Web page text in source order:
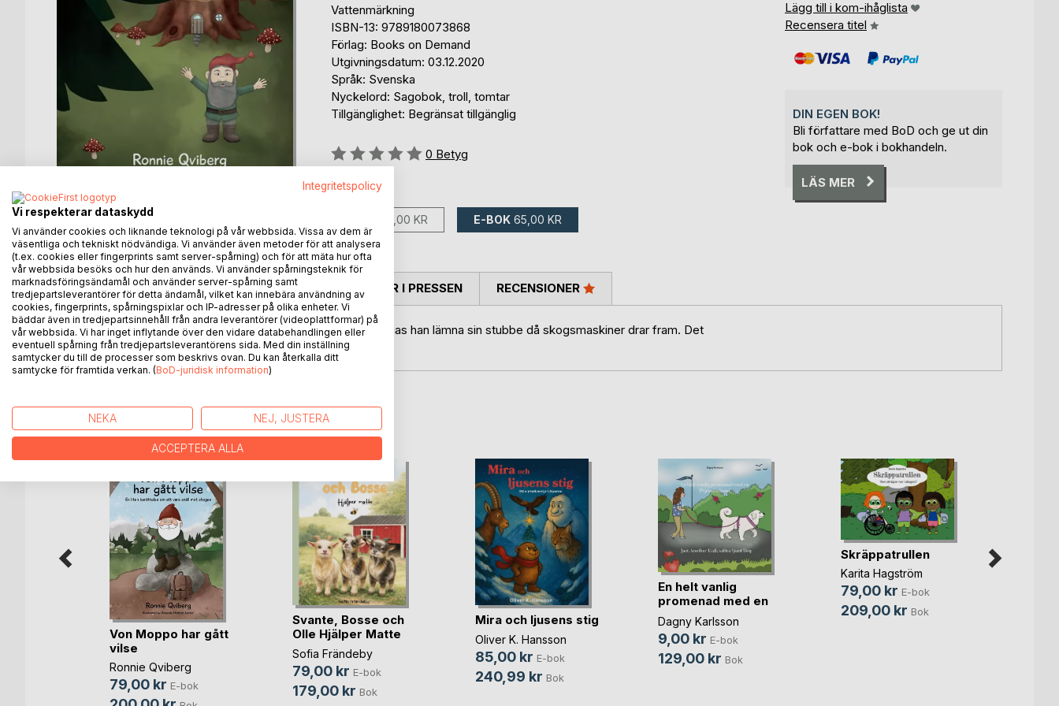
Vattenmärkning
ISBN-13: 9789180073868
Förlag: Books on Demand
Utgivningsdatum: 03.12.2020
Språk: Svenska
Nyckelord: Sagobok, troll, tomtar
Tillgänglighet: Begränsat tillgänglig
Betyg::
0%
0 Betyg
finns som:
140,00 KR E-BOK 65,00 KR
Lägg till i kom-ihåglista
Recensera titel
DIN EGEN BOK!
Bli författare med BoD och ge ut din
bok och e-bok i bokhandeln.
LÄS MER
BESKRIVNING
Gubben i stubben är inte större än en tekopp. En dag tvingas han lämna sin stubbe då skogsmaskiner drar fram. Det
blir början på ett äventyr och oväntad vänskap.
FÖRFATTARE KOMMENTARER I PRESSEN RECENSIONER
ANDRA TITLAR HOSBoD
Von Moppo har gått
vilse
Ronnie Qviberg
79,00 kr E-bok
Svante, Bosse och
Olle Hjälper Matte
Sofia Frändeby
79,00 kr E-bok
179,00 kr Bok
Mira och ljusens stig
Oliver K. Hansson
85,00 kr E-bok
240,99 kr Bok
En helt vanlig
promenad med en
Pyr(...)
Dagny Karlsson
9,00 kr E-bok
129,00 kr Bok
Skräppatrullen
Karita Hagström
79,00 kr E-bok
209,00 kr Bok
Integritetspolicy
Vi respekterar dataskydd
Vi använder cookies och liknande teknologi på vår webbsida. Vissa av dem är
väsentliga och tekniskt nödvändiga. Vi använder även metoder för att analysera
(t.ex. cookies eller fingerprints samt server-spårning) och för att mäta hur ofta
vår webbsida besöks och hur den används. Vi använder spårningsteknik för
marknadsföringsändamål och använder server-spårning samt
tredjepartsleverantörer för detta ändamål, vilket kan innebära användning av
cookies, fingerprints, spårningspixlar och IP-adresser på olika enheter. Vi
bäddar även in tredjepartsinnehåll från andra leverantörer (videoplattformar) på
vår webbsida. Vi har inget inflytande över den vidare databehandlingen eller
eventuell spårning från tredjepartsleverantörens sida. Med din inställning
samtycker du till de processer som beskrivs ovan. Du kan återkalla ditt
samtycke för framtida verkan. (BoD-juridisk information)
NEKA NEJ, JUSTERA
ACCEPTERA ALLA